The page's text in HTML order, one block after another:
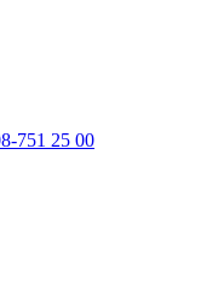
751 25 00